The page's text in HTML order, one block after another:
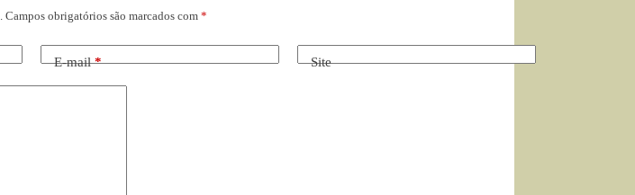
Campos obrigatórios são marcados com *
E-mail* Site